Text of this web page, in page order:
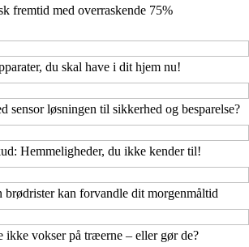
fremtid med overraskende 75%
du skal have i dit hjem nu!
sensor løsningen til sikkerhed og besparelse?
Hemmeligheder, du ikke kender til!
brødrister kan forvandle dit morgenmåltid
ikke vokser på træerne – eller gør de?